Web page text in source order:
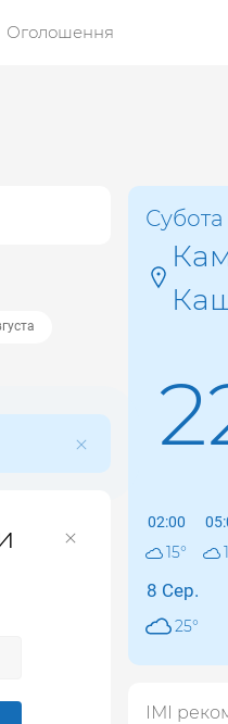
Оголошення
02:00
15°
8 Сер.
25°
ІМІ